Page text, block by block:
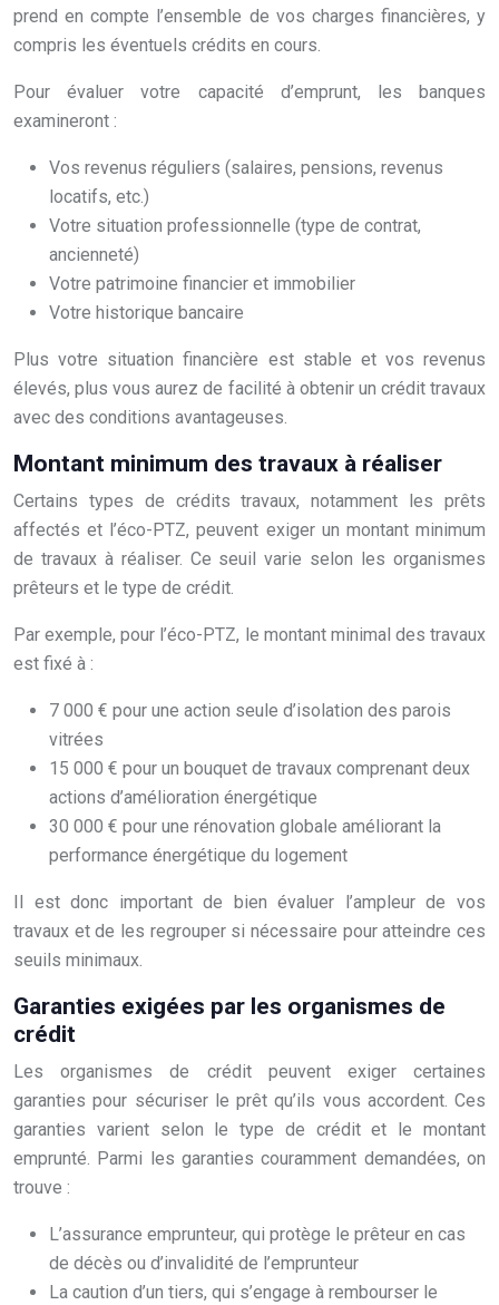
prend en compte l’ensemble de vos charges financières, y
compris les éventuels crédits en cours.
Pour évaluer votre capacité d’emprunt, les banques
examineront :
Vos revenus réguliers (salaires, pensions, revenus
locatifs, etc.)
Votre situation professionnelle (type de contrat,
ancienneté)
Votre patrimoine financier et immobilier
Votre historique bancaire
Plus votre situation financière est stable et vos revenus
élevés, plus vous aurez de facilité à obtenir un crédit travaux
avec des conditions avantageuses.
Montant minimum des travaux à réaliser
Certains types de crédits travaux, notamment les prêts
affectés et l’éco-PTZ, peuvent exiger un montant minimum
de travaux à réaliser. Ce seuil varie selon les organismes
prêteurs et le type de crédit.
Par exemple, pour l’éco-PTZ, le montant minimal des travaux
est fixé à :
7 000 € pour une action seule d’isolation des parois
vitrées
15 000 € pour un bouquet de travaux comprenant deux
actions d’amélioration énergétique
30 000 € pour une rénovation globale améliorant la
performance énergétique du logement
Il est donc important de bien évaluer l’ampleur de vos
travaux et de les regrouper si nécessaire pour atteindre ces
seuils minimaux.
Garanties exigées par les organismes de
crédit
Les organismes de crédit peuvent exiger certaines
garanties pour sécuriser le prêt qu’ils vous accordent. Ces
garanties varient selon le type de crédit et le montant
emprunté. Parmi les garanties couramment demandées, on
trouve :
L’assurance emprunteur, qui protège le prêteur en cas
de décès ou d’invalidité de l’emprunteur
La caution d’un tiers, qui s’engage à rembourser le